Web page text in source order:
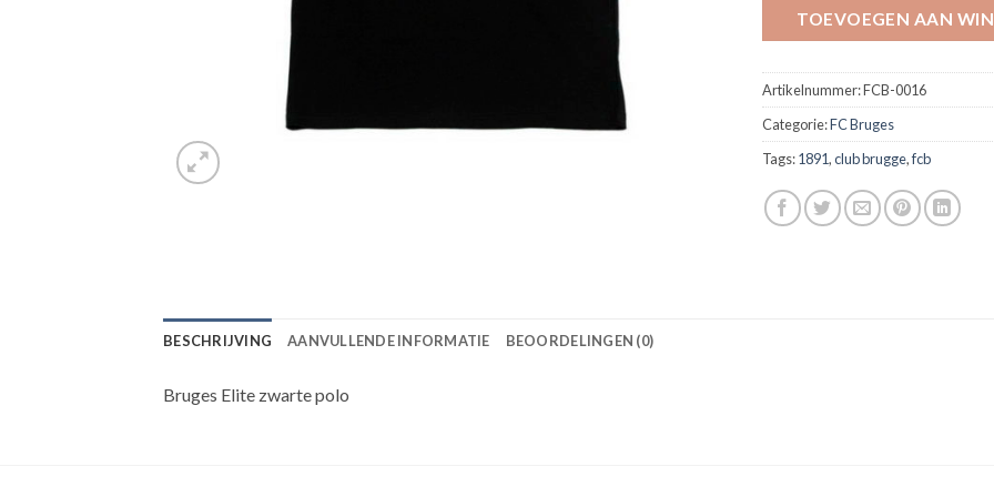
TOEVOEGEN AAN
Artikelnummer:FCB-0016
Categorie:FC Bruges
Tags:1891,club brugge,fcb
BESCHRIJVING AANVULLENDE INFORMATIE BEOORDELINGEN (0)
Bruges Elite zwarte polo